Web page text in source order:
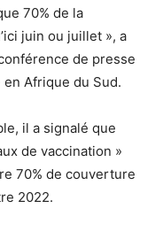
70% de la
juin ou juillet », a
de presse
Afrique du Sud.
il a signalé que
de vaccination »
70% de couverture
2022.